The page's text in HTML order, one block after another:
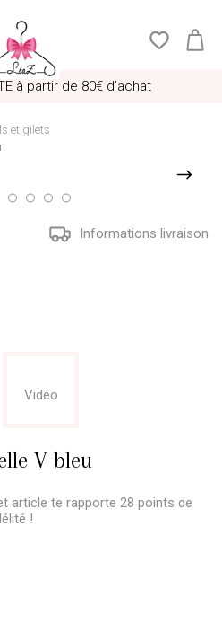
à partir de 80€ d’achat
et gilets
Informations livraison
Vidéo
V bleu
article te rapporte 28 points de
!